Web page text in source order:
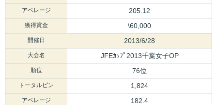
アベレージ 205.12
獲得賞金 \60,000
開催日 2013/6/28
大会名 JFEｶｯﾌﾟ2013千葉女子OP
順位 76位
トータルピン 1,824
アベレージ 182.4